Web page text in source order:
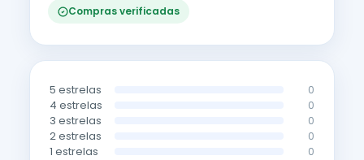
Compras verificadas
5 estrelas 0
4 estrelas 0
3 estrelas 0
2 estrelas 0
1 estrelas 0